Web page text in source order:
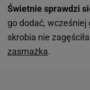
Świetnie sprawdzi
go dodać, wcześniej
skrobia nie
zasmażka.